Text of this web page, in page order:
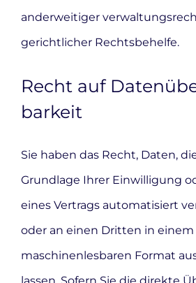
anderweitiger
gerichtlicher Rechtsbehelfe.
Recht auf
barkeit
Sie haben das Recht, Daten,
Grundlage Ihrer Einwilligung
eines Vertrags automatisiert
oder an einen Dritten in
maschinenlesbaren Format
lassen. Sofern Sie die direkte